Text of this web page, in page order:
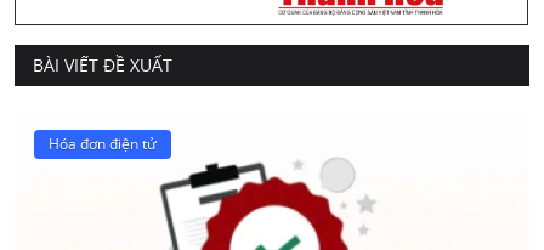
BÀI VIẾT ĐỀ XUẤT
Hóa đơn điện tử